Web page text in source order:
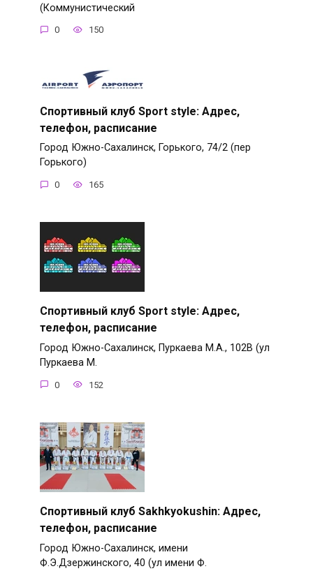
(Коммунистический
0 150
Спортивный клуб Sport style: Адрес,
телефон, расписание
Город Южно-Сахалинск, Горького, 74/2 (пер
Горького)
0 165
Спортивный клуб Sport style: Адрес,
телефон, расписание
Город Южно-Сахалинск, Пуркаева М.А., 102В (ул
Пуркаева М.
0 152
Спортивный клуб Sakhkyokushin: Адрес,
телефон, расписание
Город Южно-Сахалинск, имени
Ф.Э.Дзержинского, 40 (ул имени Ф.